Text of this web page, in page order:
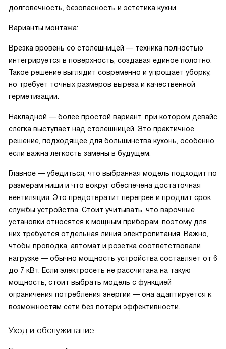
долговечность, безопасность и эстетика кухни.
Варианты монтажа:
Врезка вровень со столешницей — техника полностью
интегрируется в поверхность, создавая единое полотно.
Такое решение выглядит современно и упрощает уборку,
но требует точных размеров выреза и качественной
герметизации.
Накладной — более простой вариант, при котором девайс
слегка выступает над столешницей. Это практичное
решение, подходящее для большинства кухонь, особенно
если важна легкость замены в будущем.
Главное — убедиться, что выбранная модель подходит по
размерам ниши и что вокруг обеспечена достаточная
вентиляция. Это предотвратит перегрев и продлит срок
службы устройства. Стоит учитывать, что варочные
установки относятся к мощным приборам, поэтому для
них требуется отдельная линия электропитания. Важно,
чтобы проводка, автомат и розетка соответствовали
нагрузке — обычно мощность устройства составляет от 6
до 7 кВт. Если электросеть не рассчитана на такую
мощность, стоит выбрать модель с функцией
ограничения потребления энергии — она адаптируется к
возможностям сети без потери эффективности.
Уход и обслуживание